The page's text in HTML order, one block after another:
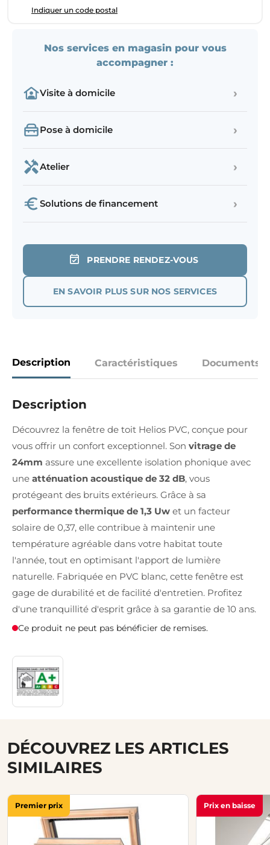
Indiquer un code postal
Nos services en magasin pour vous
accompagner :
Visite à domicile ›
Pose à domicile ›
Atelier ›
Solutions de financement ›
PRENDRE RENDEZ-VOUS
EN SAVOIR PLUS SUR NOS SERVICES
Description Caractéristiques Documents
Description
Découvrez la fenêtre de toit Helios PVC, conçue pour
vous offrir un confort exceptionnel. Son vitrage de
24mm assure une excellente isolation phonique avec
une atténuation acoustique de 32 dB, vous
protégeant des bruits extérieurs. Grâce à sa
performance thermique de 1,3 Uw et un facteur
solaire de 0,37, elle contribue à maintenir une
température agréable dans votre habitat toute
l'année, tout en optimisant l'apport de lumière
naturelle. Fabriquée en PVC blanc, cette fenêtre est
gage de durabilité et de facilité d'entretien. Profitez
d'une tranquillité d'esprit grâce à sa garantie de 10 ans.
Ce produit ne peut pas bénéficier de remises.
DÉCOUVREZ LES ARTICLES
SIMILAIRES
Premier prix Prix en baisse